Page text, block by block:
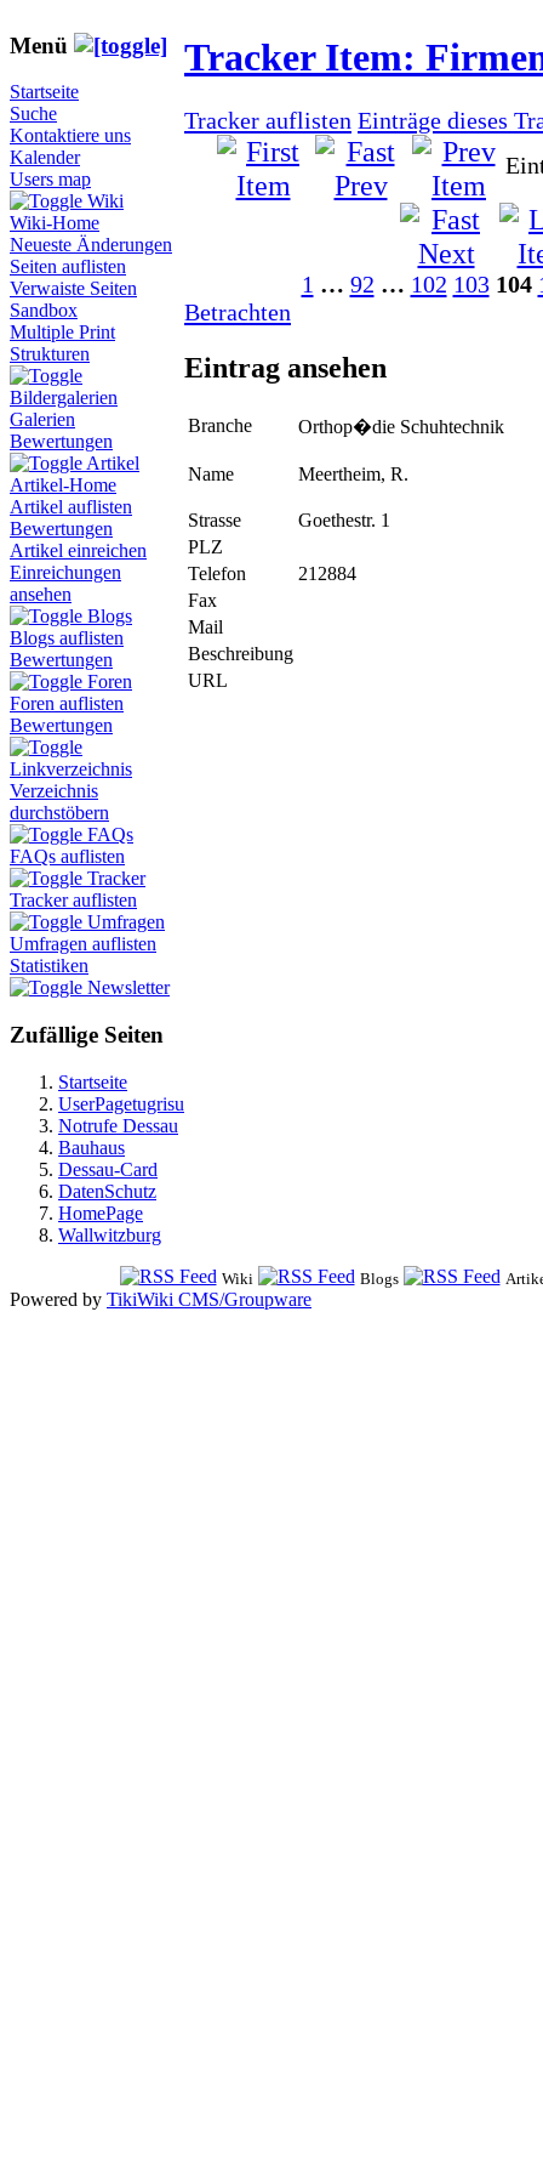
Menü
Startseite
Suche
Kontaktiere uns
Kalender
Users map
Wiki
Wiki-Home
Neueste Änderungen
Seiten auflisten
Verwaiste Seiten
Sandbox
Multiple Print
Strukturen
Bildergalerien
Galerien
Bewertungen
Artikel
Artikel-Home
Artikel auflisten
Bewertungen
Artikel einreichen
Einreichungen
ansehen
Blogs
Blogs auflisten
Bewertungen
Foren
Foren auflisten
Bewertungen
Linkverzeichnis
Verzeichnis
durchstöbern
FAQs
FAQs auflisten
Tracker
Tracker auflisten
Umfragen
Umfragen auflisten
Statistiken
Newsletter
Zufällige Seiten
Startseite
UserPagetugrisu
Notrufe Dessau
Bauhaus
Dessau-Card
DatenSchutz
HomePage
Wallwitzburg
Tracker Item:
Tracker auflisten Einträge dieses
1 … 92 … 102 103 104
Betrachten
Eintrag ansehen
Branche Orthop�die Schuhtechnik
Name Meertheim, R.
Strasse
Goethestr. 1
PLZ
Telefon
212884
Fax
Mail
Beschreibung
URL
Wiki Blogs
Powered by TikiWiki CMS/Groupware